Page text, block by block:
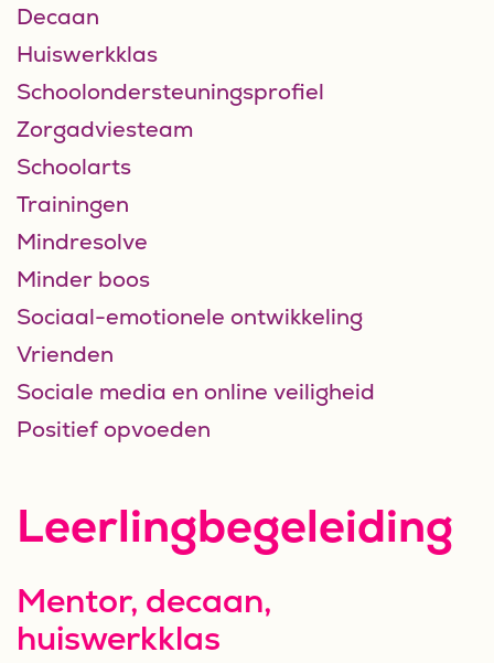
Decaan
Huiswerkklas
Schoolondersteuningsprofiel
Zorgadviesteam
Schoolarts
Trainingen
Mindresolve
Minder boos
Sociaal-emotionele ontwikkeling
Vrienden
Sociale media en online veiligheid
Positief opvoeden
Leerlingbegeleiding
Mentor, decaan,
huiswerkklas